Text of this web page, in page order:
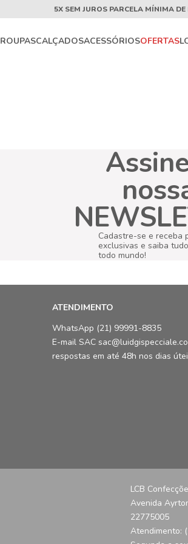
5X SEM JUROS PARCELA MÍNIMA
ROUPASCALÇADOSACESSÓRIOSOFERTAS
Cadastre-se e receba
exclusivas e saiba
todo mundo!
ATENDIMENTO
WhatsApp (21) 99991-8835
E-mail SAC
respostas em até 48h nos dias
LCB
Avenida
22775005
Atendimento: